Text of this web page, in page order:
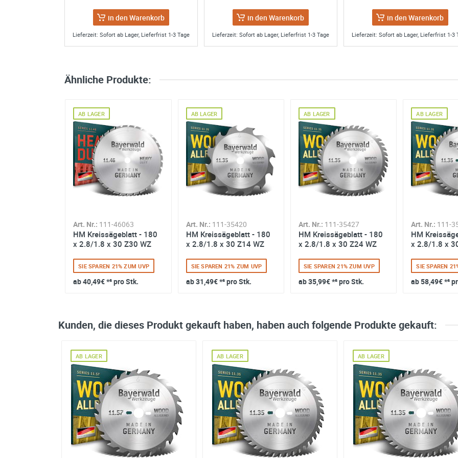
Datenschutzerklärung
in den Warenkorb
Lieferzeit: Sofort ab Lager, Lieferfrist 1-3 Tage
in den Warenkorb
Lieferzeit: Sofort ab Lager, Lieferfrist 1-3 Tage
in den Warenkorb
Lieferzeit: Sofort ab Lager, Lieferfrist 1-3
Ähnliche Produkte:
Art. Nr.: 111-46063
HM Kreissägeblatt - 180
x 2.8/1.8 x 30 Z30 WZ
AB LAGER
SIE SPAREN 21% ZUM UVP
ab40,49€*² pro Stk.
Art. Nr.: 111-35420
HM Kreissägeblatt - 180
x 2.8/1.8 x 30 Z14 WZ
AB LAGER
SIE SPAREN 21% ZUM UVP
ab31,49€*² pro Stk.
Art. Nr.: 111-35427
HM Kreissägeblatt - 180
x 2.8/1.8 x 30 Z24 WZ
AB LAGER
SIE SPAREN 21% ZUM UVP
ab35,99€*² pro Stk.
Art. Nr.: 111-
HM
x 2.8/1.8 x
AB LAGER
SIE SPAREN
ab58,49€*²
Kunden, die dieses Produkt gekauft haben, haben auch folgende Produkte gekauft:
AB LAGER AB LAGER AB LAGER